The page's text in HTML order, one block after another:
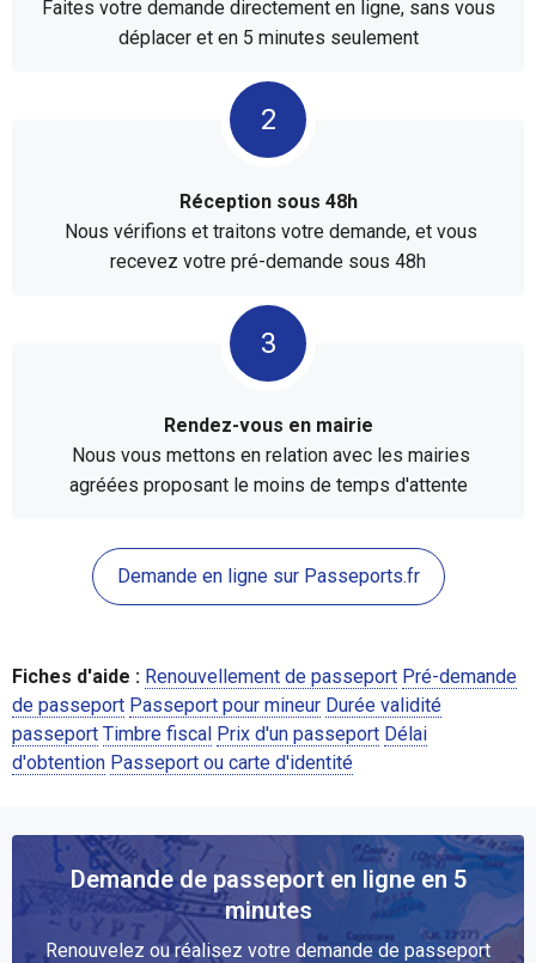
Faites votre demande directement en ligne, sans vous
déplacer et en 5 minutes seulement
Réception sous 48h
Nous vérifions et traitons votre demande, et vous
recevez votre pré-demande sous 48h
Rendez-vous en mairie
Nous vous mettons en relation avec les mairies
agréées proposant le moins de temps d'attente
Demande en ligne sur Passeports.fr
Fiches d'aide : Renouvellement de passeport Pré-demande
de passeport Passeport pour mineur Durée validité
passeport Timbre fiscal Prix d'un passeport Délai
d'obtention Passeport ou carte d'identité
Demande de passeport en ligne en 5
minutes
Renouvelez ou réalisez votre demande de passeport